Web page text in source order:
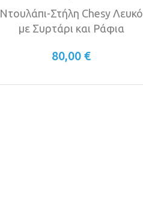
Ντουλάπι-Στήλη Chesy Λευκό
με Συρτάρι και Ράφια
80,00 €